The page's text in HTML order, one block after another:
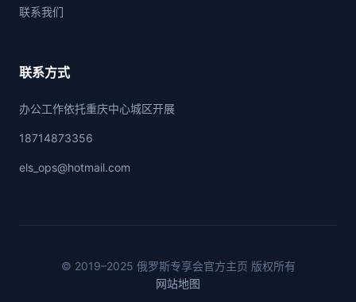
联系我们
联系方式
办公工作依托重庆中心城区开展
18714873356
els_ops@hotmail.com
© 2019–2025 俄罗斯专享会官方主页 版权所有
网站地图